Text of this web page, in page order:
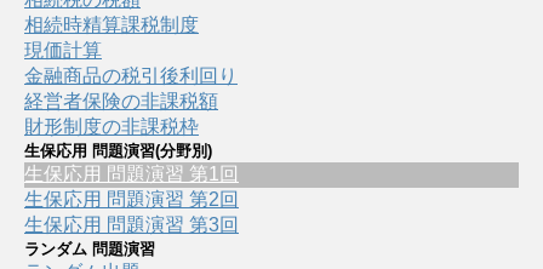
相続時精算課税制度
現価計算
金融商品の税引後利回り
経営者保険の非課税額
財形制度の非課税枠
生保応用 問題演習(分野別)
生保応用 問題演習 第1回
生保応用 問題演習 第2回
生保応用 問題演習 第3回
ランダム 問題演習